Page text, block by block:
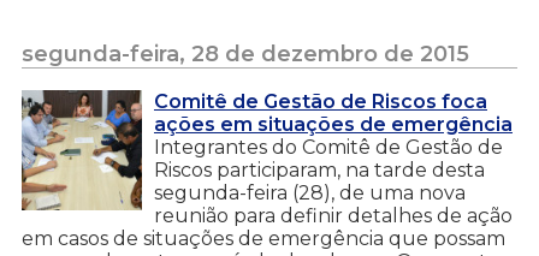
segunda-feira, 28 de dezembro de 2015
Comitê de Gestão de Riscos foca
ações em situações de emergência
Integrantes do Comitê de Gestão de
Riscos participaram, na tarde desta
segunda-feira (28), de uma nova
reunião para definir detalhes de ação
em casos de situações de emergência que possam